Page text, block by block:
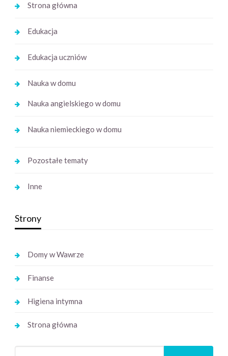
Strona główna
Edukacja
Edukacja uczniów
Nauka w domu
Nauka angielskiego w domu
Nauka niemieckiego w domu
Pozostałe tematy
Inne
Strony
Domy w Wawrze
Finanse
Higiena intymna
Strona główna